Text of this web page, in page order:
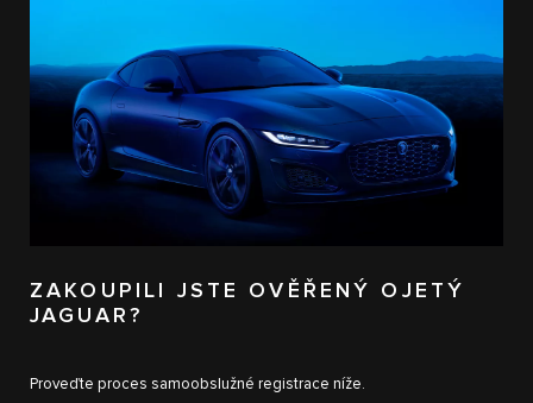
ZAKOUPILI JSTE OVĚŘENÝ OJETÝ
JAGUAR?
Proveďte proces samoobslužné registrace níže.